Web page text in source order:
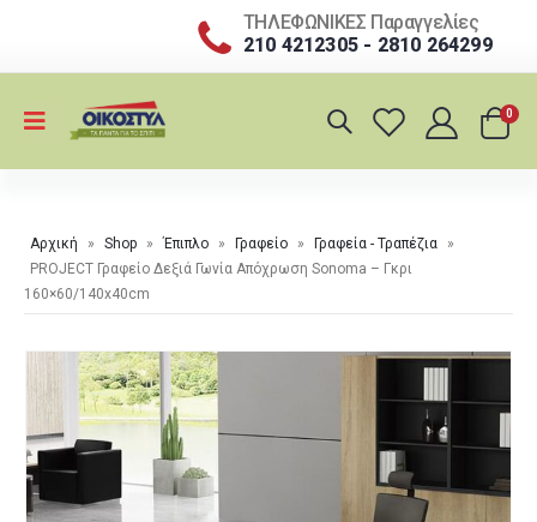
ΤΗΛΕΦΩΝΙΚΕΣ Παραγγελίες
210 4212305 - 2810 264299
0
Αρχική » Shop » Έπιπλο » Γραφείο » Γραφεία - Τραπέζια
»
PROJECT Γραφείο Δεξιά Γωνία Απόχρωση Sonoma – Γκρι
160×60/140x40cm